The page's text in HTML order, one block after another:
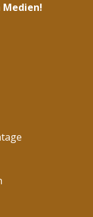
Medien!